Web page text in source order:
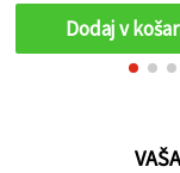
Dodaj v